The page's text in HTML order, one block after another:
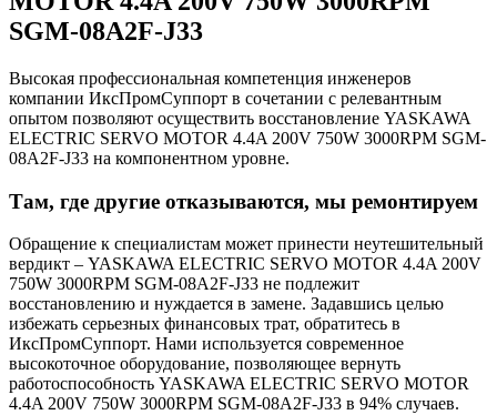
SGM-08A2F-J33
Высокая профессиональная компетенция инженеров
компании ИксПромСуппорт в сочетании с релевантным
опытом позволяют осуществить восстановление YASKAWA
ELECTRIC SERVO MOTOR 4.4A 200V 750W 3000RPM SGM-
08A2F-J33 на компонентном уровне.
Там, где другие отказываются, мы ремонтируем
Обращение к специалистам может принести неутешительный
вердикт – YASKAWA ELECTRIC SERVO MOTOR 4.4A 200V
750W 3000RPM SGM-08A2F-J33 не подлежит
восстановлению и нуждается в замене. Задавшись целью
избежать серьезных финансовых трат, обратитесь в
ИксПромСуппорт. Нами используется современное
высокоточное оборудование, позволяющее вернуть
работоспособность YASKAWA ELECTRIC SERVO MOTOR
4.4A 200V 750W 3000RPM SGM-08A2F-J33 в 94% случаев.